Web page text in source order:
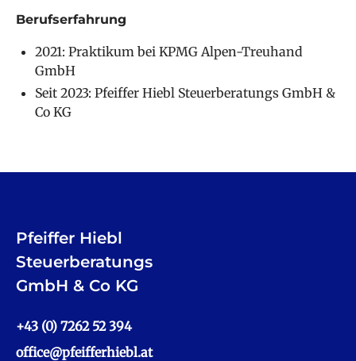
Berufserfahrung
2021: Praktikum bei KPMG Alpen-Treuhand
GmbH
Seit 2023: Pfeiffer Hiebl Steuerberatungs GmbH &
Co KG
Pfeiffer Hiebl
Steuerberatungs
GmbH & Co KG
+43 (0) 7262 52 394
office@pfeifferhiebl.at